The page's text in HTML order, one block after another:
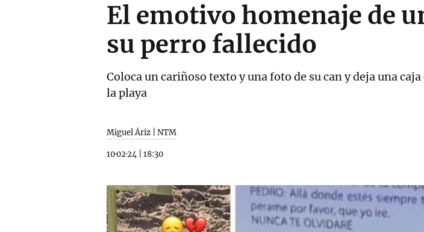
El emotivo homenaje de
su perro fallecido
Coloca un cariñoso texto y una foto de su can y deja una
la playa
Miguel Áriz | NTM
10·02·24 18:30